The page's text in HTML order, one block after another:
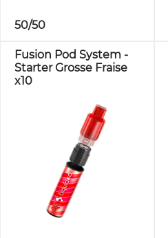
50/50
Fusion Pod System -
Starter Grosse Fraise
x10